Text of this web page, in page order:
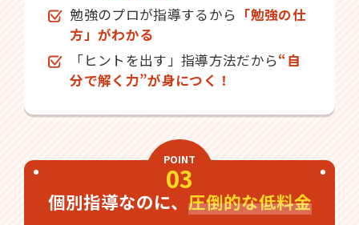
勉強のプロが指導するから 「勉強の仕
方」がわかる
「ヒントを出す」指導方法だから“自
分で解く力”が身につく！
POINT
03
個別指導なのに、 圧倒的な低料金